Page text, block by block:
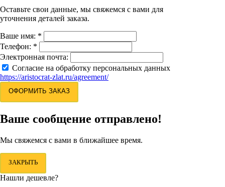
Оставьте свои данные, мы свяжемся с вами для
уточнения деталей заказа.
Ваше имя: *
Телефон: *
Электронная почта:
Согласие на обработку персональных данных
https://aristocrat-zlat.ru/agreement/
ОФОРМИТЬ ЗАКАЗ
Ваше сообщение отправлено!
Мы свяжемся с вами в ближайшее время.
ЗАКРЫТЬ
Нашли дешевле?